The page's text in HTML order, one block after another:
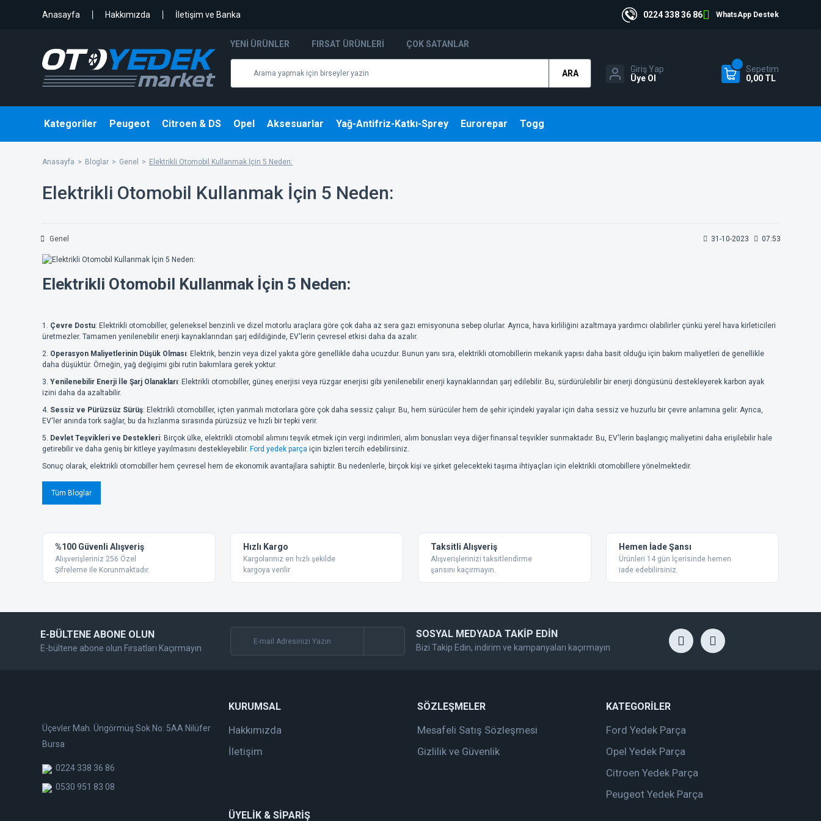
Anasayfa Hakkımızda İletişim ve Banka 0224 338 36 86 WhatsApp Destek
YENI ÜRÜNLER FIRSAT ÜRÜNLERI ÇOK SATANLAR
ARA
Giriş Yap
Üye Ol
Sepetim
0,00 TL
Kategoriler Peugeot Citroen & DS Opel Aksesuarlar Yağ-Antifriz-Katkı-Sprey Eurorepar Togg
Anasayfa Bloglar Genel Elektrikli Otomobil Kullanmak İçin 5 Neden:
Elektrikli Otomobil Kullanmak İçin 5 Neden:
Genel 31-10-2023 07:53
Elektrikli Otomobil Kullanmak İçin 5 Neden:
1. Çevre Dostu: Elektrikli otomobiller, geleneksel benzinli ve dizel motorlu araçlara göre çok daha az sera gazı emisyonuna sebep olurlar. Ayrıca, hava kirliliğini azaltmaya yardımcı olabilirler çünkü yerel hava kirleticileri
üretmezler. Tamamen yenilenebilir enerji kaynaklarından şarj edildiğinde, EV'lerin çevresel etkisi daha da azalır.
2. Operasyon Maliyetlerinin Düşük Olması: Elektrik, benzin veya dizel yakıta göre genellikle daha ucuzdur. Bunun yanı sıra, elektrikli otomobillerin mekanik yapısı daha basit olduğu için bakım maliyetleri de genellikle
daha düşüktür. Örneğin, yağ değişimi gibi rutin bakımlara gerek yoktur.
3. Yenilenebilir Enerji İle Şarj Olanakları: Elektrikli otomobiller, güneş enerjisi veya rüzgar enerjisi gibi yenilenebilir enerji kaynaklarından şarj edilebilir. Bu, sürdürülebilir bir enerji döngüsünü destekleyerek karbon ayak
izini daha da azaltabilir.
4. Sessiz ve Pürüzsüz Sürüş: Elektrikli otomobiller, içten yanmalı motorlara göre çok daha sessiz çalışır. Bu, hem sürücüler hem de şehir içindeki yayalar için daha sessiz ve huzurlu bir çevre anlamına gelir. Ayrıca,
EV'ler anında tork sağlar, bu da hızlanma sırasında pürüzsüz ve hızlı bir tepki verir.
5. Devlet Teşvikleri ve Destekleri: Birçok ülke, elektrikli otomobil alımını teşvik etmek için vergi indirimleri, alım bonusları veya diğer finansal teşvikler sunmaktadır. Bu, EV'lerin başlangıç maliyetini daha erişilebilir hale
getirebilir ve daha geniş bir kitleye yayılmasını destekleyebilir. Ford yedek parça için bizleri tercih edebilirsiniz.
Sonuç olarak, elektrikli otomobiller hem çevresel hem de ekonomik avantajlara sahiptir. Bu nedenlerle, birçok kişi ve şirket gelecekteki taşıma ihtiyaçları için elektrikli otomobillere yönelmektedir.
Tüm Bloglar
%100 Güvenli Alışveriş
Alışverişleriniz 256 Özel
Şifreleme ile Korunmaktadır.
Hızlı Kargo
Kargolarınız en hızlı şekilde
kargoya verilir
Taksitli Alışveriş
Alışverişlerinizi taksitlendirme
şansını kaçırmayın.
Hemen İade Şansı
Ürünleri 14 gün İçerisinde hemen
iade edebilirsiniz.
E-BÜLTENE ABONE OLUN
E-bültene abone olun Fırsatları Kaçırmayın
SOSYAL MEDYADA TAKİP EDİN
Bizi Takip Edin, indirim ve kampanyaları kaçırmayın
Üçevler Mah. Üngörmüş Sok No: 5AA Nilüfer
Bursa
0224 338 36 86
0530 951 83 08
KURUMSAL
Hakkımızda
İletişim
SÖZLEŞMELER
Mesafeli Satış Sözleşmesi
Gizlilik ve Güvenlik
KATEGORİLER
Ford Yedek Parça
Opel Yedek Parça
Citroen Yedek Parça
Peugeot Yedek Parça
ÜYELİK & SİPARİŞ